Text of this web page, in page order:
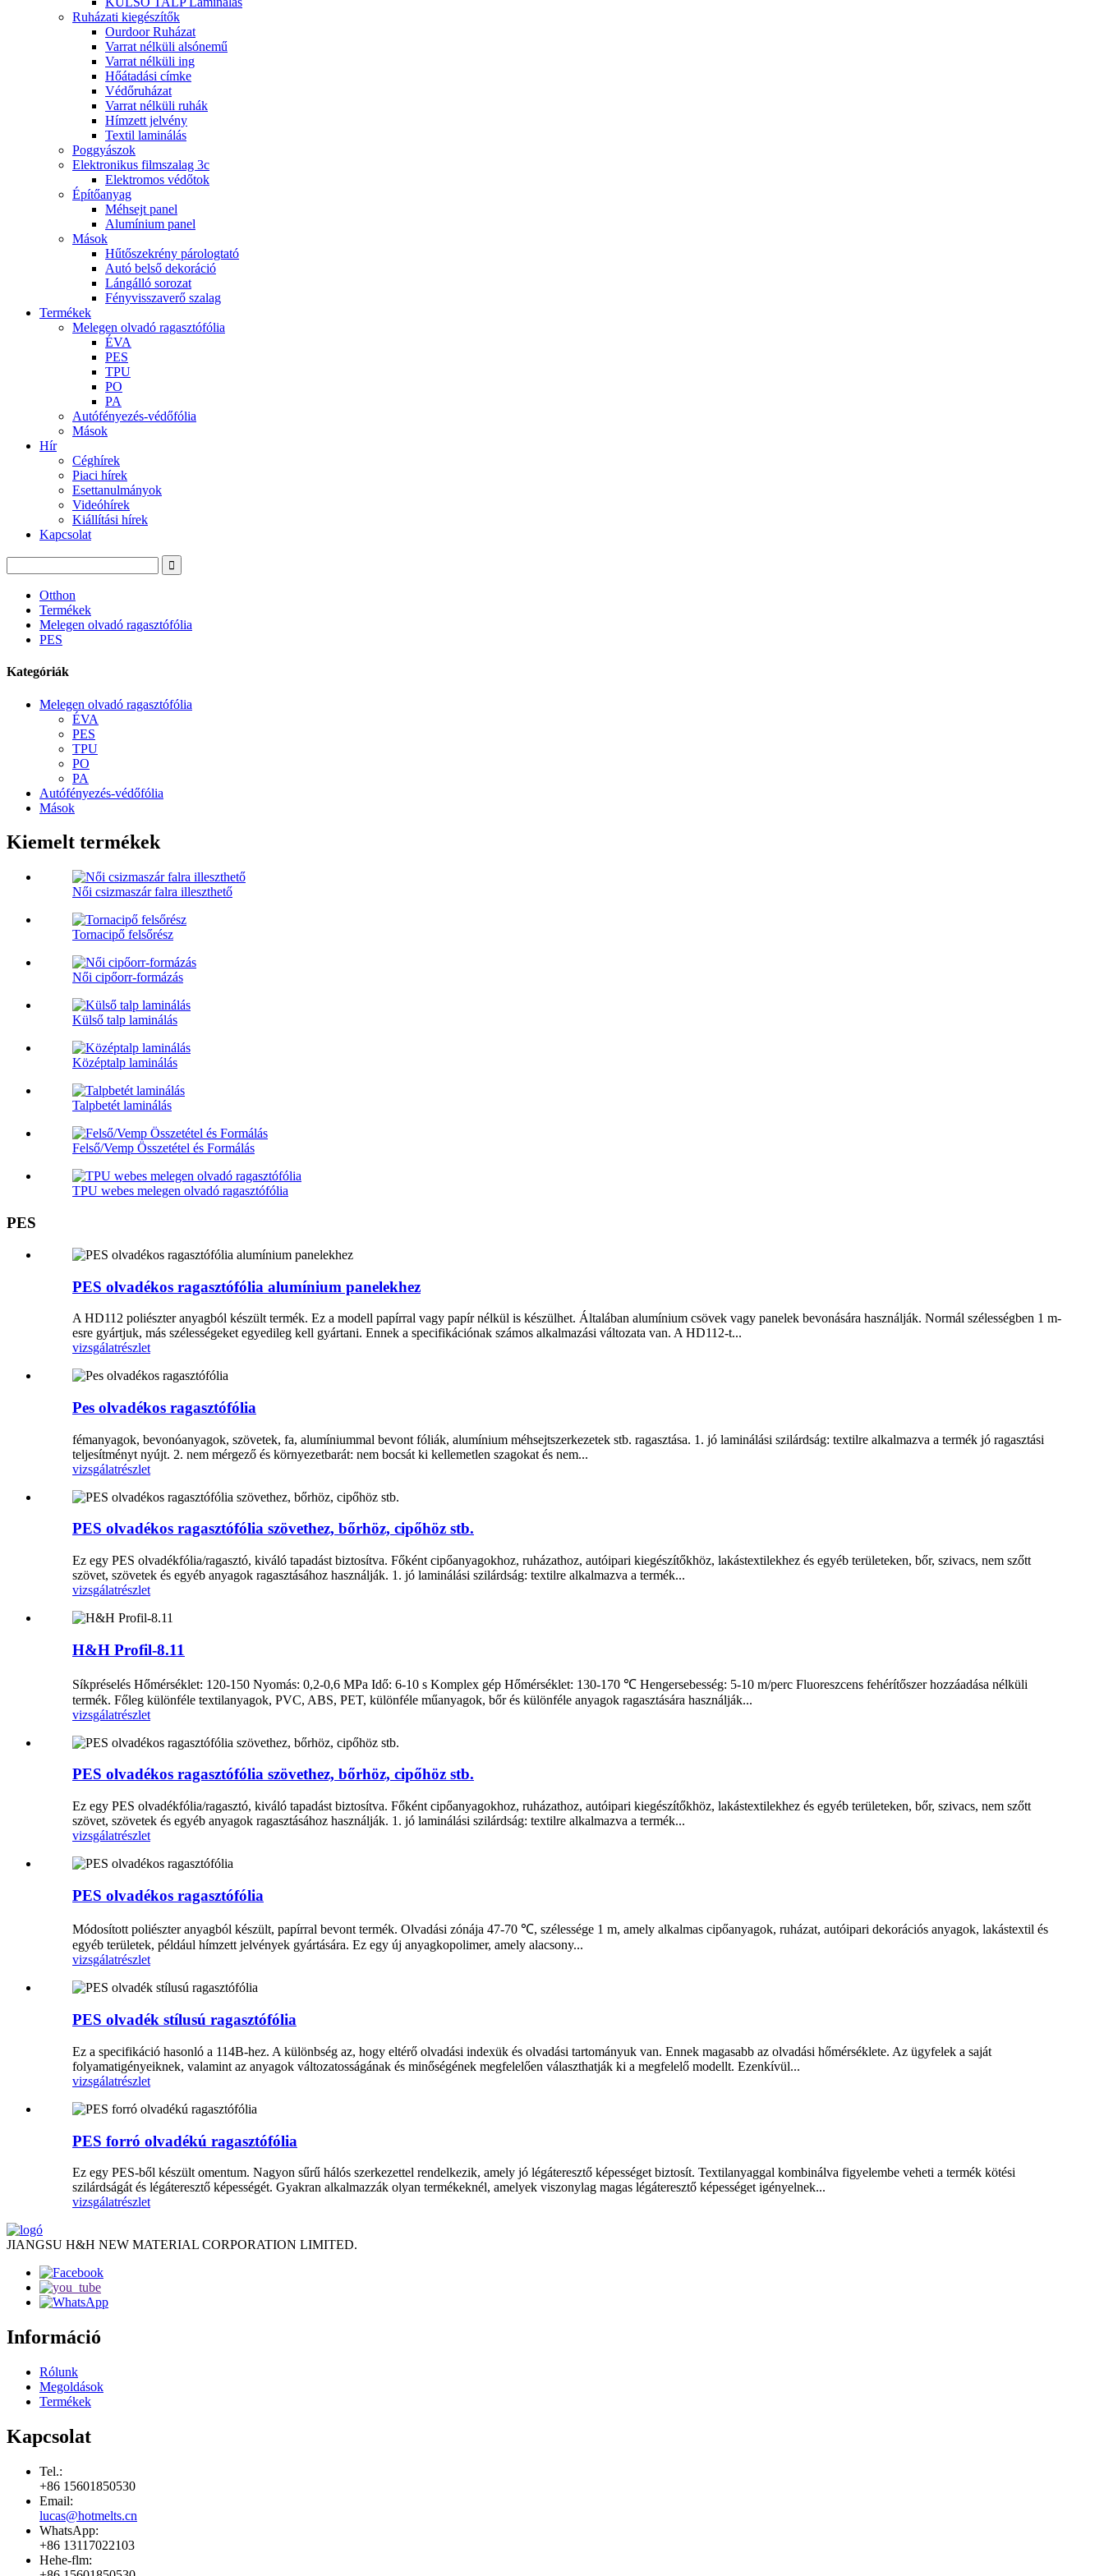
Ruházati kiegészítők
Ourdoor Ruházat
Varrat nélküli alsónemű
Varrat nélküli ing
Hőátadási címke
Védőruházat
Varrat nélküli ruhák
Hímzett jelvény
Textil laminálás
Poggyászok
Elektronikus filmszalag 3c
Elektromos védőtok
Építőanyag
Méhsejt panel
Alumínium panel
Mások
Hűtőszekrény párologtató
Autó belső dekoráció
Lángálló sorozat
Fényvisszaverő szalag
Termékek
Melegen olvadó ragasztófólia
ÉVA
PES
TPU
PO
PA
Autófényezés-védőfólia
Mások
Hír
Céghírek
Piaci hírek
Esettanulmányok
Videóhírek
Kiállítási hírek
Kapcsolat
Otthon
Termékek
Melegen olvadó ragasztófólia
PES
Kategóriák
Melegen olvadó ragasztófólia
ÉVA
PES
TPU
PO
PA
Autófényezés-védőfólia
Mások
Kiemelt termékek
Női csizmaszár falra illeszthető
Tornacipő felsőrész
Női cipőorr-formázás
Külső talp laminálás
Középtalp laminálás
Talpbetét laminálás
Felső/Vemp Összetétel és Formálás
TPU webes melegen olvadó ragasztófólia
PES
PES olvadékos ragasztófólia alumínium panelekhez
A HD112 poliészter anyagból készült termék. Ez a modell papírral vagy papír nélkül is készülhet. Általában alumínium csövek vagy panelek bevonására használják. Normál szélességben 1 m-
esre gyártjuk, más szélességeket egyedileg kell gyártani. Ennek a specifikációnak számos alkalmazási változata van. A HD112-t...
vizsgálatrészlet
Pes olvadékos ragasztófólia
fémanyagok, bevonóanyagok, szövetek, fa, alumíniummal bevont fóliák, alumínium méhsejtszerkezetek stb. ragasztása. 1. jó laminálási szilárdság: textilre alkalmazva a termék jó ragasztási
teljesítményt nyújt. 2. nem mérgező és környezetbarát: nem bocsát ki kellemetlen szagokat és nem...
vizsgálatrészlet
PES olvadékos ragasztófólia szövethez, bőrhöz, cipőhöz stb.
Ez egy PES olvadékfólia/ragasztó, kiváló tapadást biztosítva. Főként cipőanyagokhoz, ruházathoz, autóipari kiegészítőkhöz, lakástextilekhez és egyéb területeken, bőr, szivacs, nem szőtt
szövet, szövetek és egyéb anyagok ragasztásához használják. 1. jó laminálási szilárdság: textilre alkalmazva a termék...
vizsgálatrészlet
H&H Profil-8.11
Síkpréselés Hőmérséklet: 120-150 Nyomás: 0,2-0,6 MPa Idő: 6-10 s Komplex gép Hőmérséklet: 130-170 ℃ Hengersebesség: 5-10 m/perc Fluoreszcens fehérítőszer hozzáadása nélküli
termék. Főleg különféle textilanyagok, PVC, ABS, PET, különféle műanyagok, bőr és különféle anyagok ragasztására használják...
vizsgálatrészlet
PES olvadékos ragasztófólia szövethez, bőrhöz, cipőhöz stb.
Ez egy PES olvadékfólia/ragasztó, kiváló tapadást biztosítva. Főként cipőanyagokhoz, ruházathoz, autóipari kiegészítőkhöz, lakástextilekhez és egyéb területeken, bőr, szivacs, nem szőtt
szövet, szövetek és egyéb anyagok ragasztásához használják. 1. jó laminálási szilárdság: textilre alkalmazva a termék...
vizsgálatrészlet
PES olvadékos ragasztófólia
Módosított poliészter anyagból készült, papírral bevont termék. Olvadási zónája 47-70 ℃, szélessége 1 m, amely alkalmas cipőanyagok, ruházat, autóipari dekorációs anyagok, lakástextil és
egyéb területek, például hímzett jelvények gyártására. Ez egy új anyagkopolimer, amely alacsony...
vizsgálatrészlet
PES olvadék stílusú ragasztófólia
Ez a specifikáció hasonló a 114B-hez. A különbség az, hogy eltérő olvadási indexük és olvadási tartományuk van. Ennek magasabb az olvadási hőmérséklete. Az ügyfelek a saját
folyamatigényeiknek, valamint az anyagok változatosságának és minőségének megfelelően választhatják ki a megfelelő modellt. Ezenkívül...
vizsgálatrészlet
PES forró olvadékú ragasztófólia
Ez egy PES-ből készült omentum. Nagyon sűrű hálós szerkezettel rendelkezik, amely jó légáteresztő képességet biztosít. Textilanyaggal kombinálva figyelembe veheti a termék kötési
szilárdságát és légáteresztő képességét. Gyakran alkalmazzák olyan termékeknél, amelyek viszonylag magas légáteresztő képességet igényelnek...
vizsgálatrészlet
JIANGSU H&H NEW MATERIAL CORPORATION LIMITED.
Információ
Rólunk
Megoldások
Termékek
Kapcsolat
Tel.:
+86 15601850530
Email:
lucas@hotmelts.cn
WhatsApp:
+86 13117022103
Hehe-flm: